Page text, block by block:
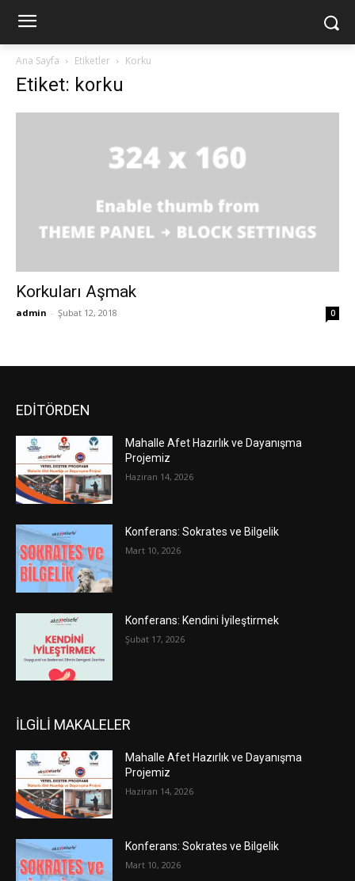
Ana Sayfa Etiketler Korku
Etiket: korku
Korkuları Aşmak
admin - Şubat 12, 2018 0
EDİTÖRDEN
Mahalle Afet Hazırlık ve Dayanışma
Projemiz
Haziran 14, 2026
Konferans: Sokrates ve Bilgelik
Mart 10, 2026
Konferans: Kendini İyileştirmek
Şubat 17, 2026
İLGİLİ MAKALELER
Mahalle Afet Hazırlık ve Dayanışma
Projemiz
Haziran 14, 2026
Konferans: Sokrates ve Bilgelik
Mart 10, 2026